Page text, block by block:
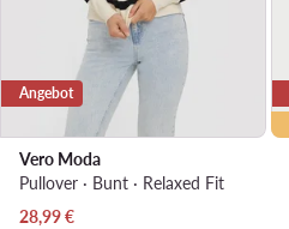
Angebot
Vero Moda
Pullover · Bunt · Relaxed Fit
Aktueller Preis
28,99€